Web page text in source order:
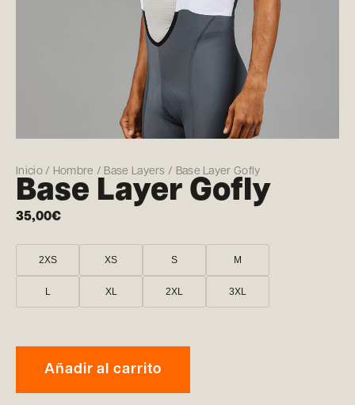
Inicio/ Hombre / Base Layers / Base Layer Gofly
Base Layer Gofly
35,00€
2XS XS S M
L XL 2XL 3XL
Añadir al carrito